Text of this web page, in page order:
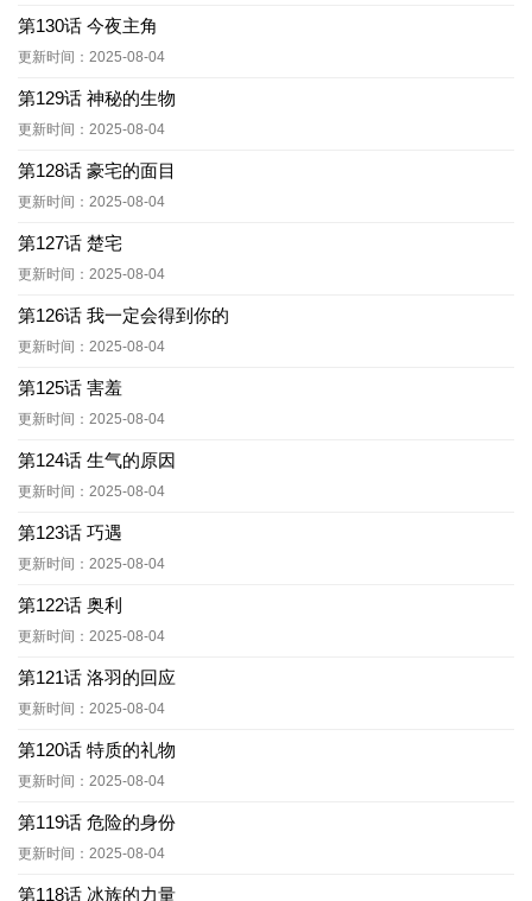
第130话 今夜主角
更新时间：2025-08-04
第129话 神秘的生物
更新时间：2025-08-04
第128话 豪宅的面目
更新时间：2025-08-04
第127话 楚宅
更新时间：2025-08-04
第126话 我一定会得到你的
更新时间：2025-08-04
第125话 害羞
更新时间：2025-08-04
第124话 生气的原因
更新时间：2025-08-04
第123话 巧遇
更新时间：2025-08-04
第122话 奥利
更新时间：2025-08-04
第121话 洛羽的回应
更新时间：2025-08-04
第120话 特质的礼物
更新时间：2025-08-04
第119话 危险的身份
更新时间：2025-08-04
第118话 冰族的力量